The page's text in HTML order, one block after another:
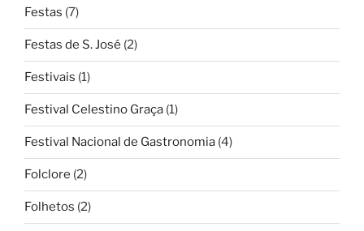
Festas (7)
Festas de S. José (2)
Festivais (1)
Festival Celestino Graça (1)
Festival Nacional de Gastronomia (4)
Folclore (2)
Folhetos (2)